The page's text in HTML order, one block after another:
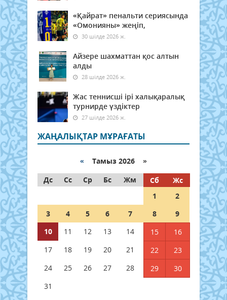
«Қайрат» пенальти сериясында
«Омонияны» жеңіп,
30 шілде 2026 ж.
Айзере шахматтан қос алтын
алды
28 шілде 2026 ж.
Жас теннисші ірі халықаралық
турнирде үздіктер
27 шілде 2026 ж.
ЖАҢАЛЫҚТАР МҰРАҒАТЫ
« Тамыз 2026 »
Дс
Сс Ср Бс Жм Сб
Жс
1
2
3
4 5 6 7 8
9
10
11 12 13 14 15
16
17
18 19 20 21 22
23
24
25 26 27 28 29
30
31